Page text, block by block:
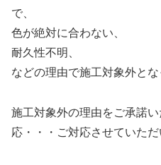
で、
色が絶対に合わない、
耐久性不明、
などの理由で施工対象外とな
施工対象外の理由をご承諾
応・・・ご対応させていただ